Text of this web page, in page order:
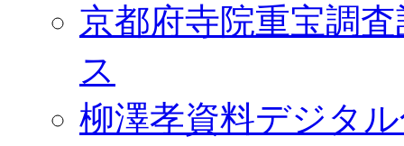
京都府寺院重宝調
ス
柳澤孝資料デジタ